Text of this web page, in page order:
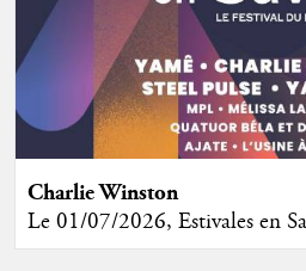
Charlie Winston
Le 01/07/2026, Estivales en